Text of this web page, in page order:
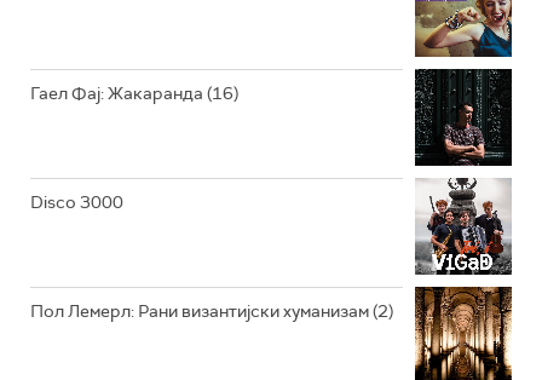
Гаел Фај: Жакаранда (16)
Disco 3000
Пол Лемерл: Рани византијски хуманизам (2)